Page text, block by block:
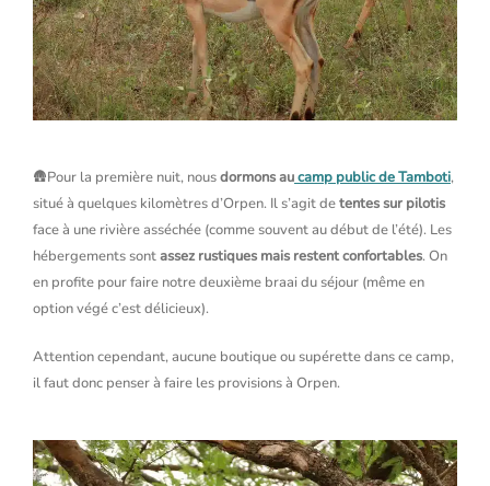
🛖Pour la première nuit, nousdormons aucamp public de Tamboti,
situé à quelques kilomètres d’Orpen. Il s’agit detentes sur pilotis
face à une rivière asséchée (comme souvent au début de l’été). Les
hébergements sontassez rustiques mais restent confortables. On
en profite pour faire notre deuxième braai du séjour (même en
option végé c’est délicieux).
Attention cependant, aucune boutique ou supérette dans ce camp,
il faut donc penser à faire les provisions à Orpen.